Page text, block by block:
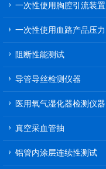
一次性使用胸腔引流装置
一次性使用血路产品压力
阻断性能测试
导管导丝检测仪器
医用氧气湿化器检测仪器
真空采血管抽
铝管内涂层连续性测试